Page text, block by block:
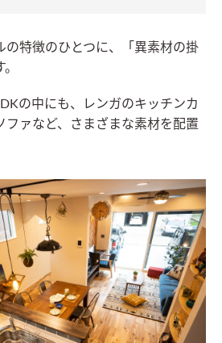
の特徴のひとつに、「異素材の掛
の中にも、レンガのキッチンカ
ファなど、さまざまな素材を配置